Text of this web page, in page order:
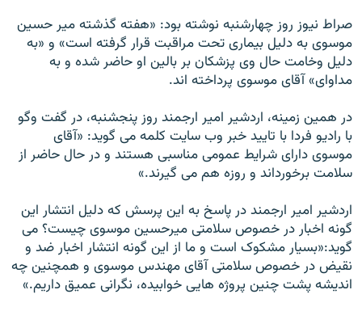
صراط نيوز روز چهارشنبه نوشته بود: «هفته گذشته مير حسين
موسوی به دليل بيماری تحت مراقبت قرار گرفته است» و «به
دليل وخامت حال وی پزشکان بر بالين او حاضر شده و به
مداوای» آقای موسوی پرداخته اند.
در همين زمينه، اردشير امير ارجمند روز پنجشنبه، در گفت وگو
با راديو فردا با تاييد خبر وب سايت کلمه می گويد: «آقای
موسوی دارای شرايط عمومی مناسبی هستند و در حال حاضر از
سلامت برخورداند و روزه هم می گيرند.»
اردشير امير ارجمند در پاسخ به اين پرسش که دليل انتشار اين
گونه اخبار در خصوص سلامتی ميرحسين موسوی چیست؟ می
گويد:«بسيار مشکوک است و ما از اين گونه انتشار اخبار ضد و
نقيض در خصوص سلامتی آقای مهندس موسوی و همچنين چه
انديشه پشت چنين پروژه هايی خوابيده، نگرانی عميق داريم.»